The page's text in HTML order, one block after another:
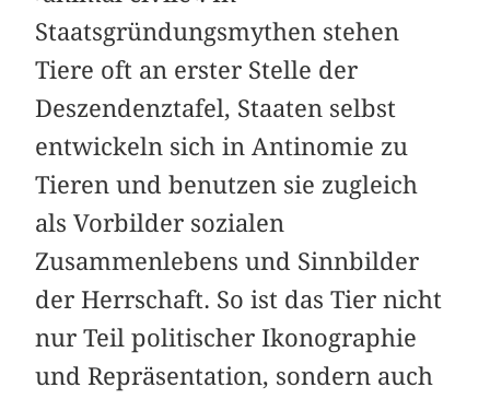
Staatsgründungsmythen stehen
Tiere oft an erster Stelle der
Deszendenztafel, Staaten selbst
entwickeln sich in Antinomie zu
Tieren und benutzen sie zugleich
als Vorbilder sozialen
Zusammenlebens und Sinnbilder
der Herrschaft. So ist das Tier nicht
nur Teil politischer Ikonographie
und Repräsentation, sondern auch